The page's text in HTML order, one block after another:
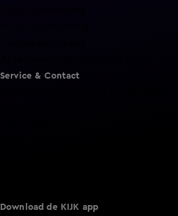
Service & Contact
Download de KIJK app